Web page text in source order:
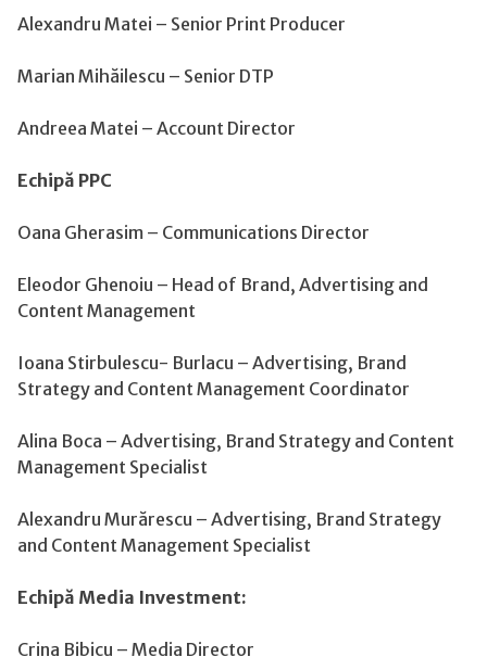
Alexandru Matei – Senior Print Producer
Marian Mihăilescu – Senior DTP
Andreea Matei – Account Director
Echipă PPC
Oana Gherasim – Communications Director
Eleodor Ghenoiu – Head of Brand, Advertising and
Content Management
Ioana Stirbulescu- Burlacu – Advertising, Brand
Strategy and Content Management Coordinator
Alina Boca – Advertising, Brand Strategy and Content
Management Specialist
Alexandru Murărescu – Advertising, Brand Strategy
and Content Management Specialist
Echipă Media Investment:
Crina Bibicu – Media Director